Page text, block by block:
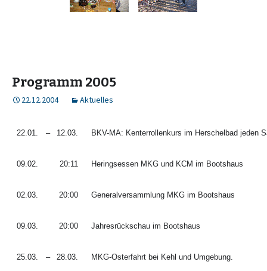
Programm 2005
22.12.2004 Aktuelles
22.01. – 12.03. BKV-MA: Kenterrollenkurs im Herschelbad jeden
09.02. 20:11 Heringsessen MKG und KCM im Bootshaus
02.03. 20:00 Generalversammlung MKG im Bootshaus
09.03. 20:00 Jahresrückschau im Bootshaus
25.03. – 28.03. MKG-Osterfahrt bei Kehl und Umgebung.